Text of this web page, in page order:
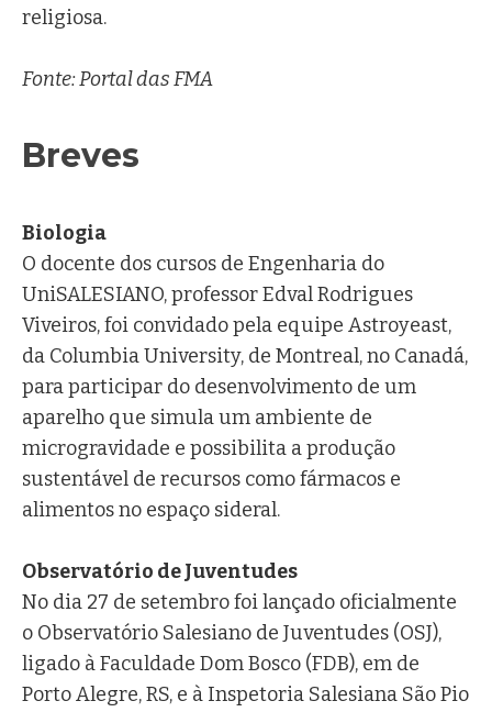
religiosa.
Fonte: Portal das FMA
Breves
Biologia
O docente dos cursos de Engenharia do
UniSALESIANO, professor Edval Rodrigues
Viveiros, foi convidado pela equipe Astroyeast,
da Columbia University, de Montreal, no Canadá,
para participar do desenvolvimento de um
aparelho que simula um ambiente de
microgravidade e possibilita a produção
sustentável de recursos como fármacos e
alimentos no espaço sideral.
Observatório de Juventudes
No dia 27 de setembro foi lançado oficialmente
o Observatório Salesiano de Juventudes (OSJ),
ligado à Faculdade Dom Bosco (FDB), em de
Porto Alegre, RS, e à Inspetoria Salesiana São Pio